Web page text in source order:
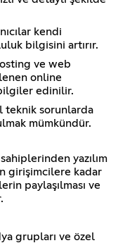
kendi
bilgisini artırır.
ve web
online
edinilir.
teknik sorunlarda
mümkündür.
yazılım
girişimcilere kadar
paylaşılması ve
grupları ve özel